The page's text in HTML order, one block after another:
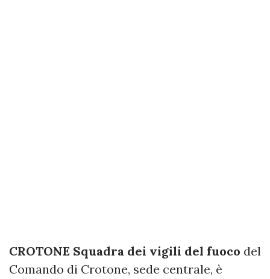
CROTONE Squadra dei vigili del fuoco del
Comando di Crotone, sede centrale, è